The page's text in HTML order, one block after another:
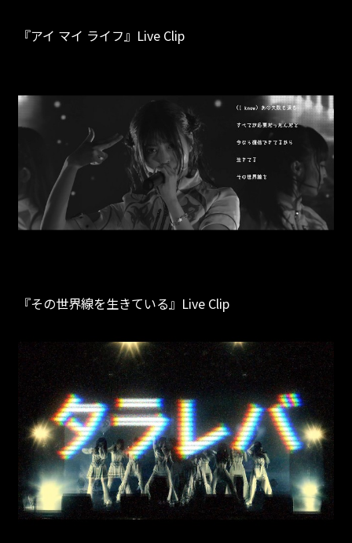
『アイ マイ ライフ』Live Clip
『その世界線を生きている』Live Clip